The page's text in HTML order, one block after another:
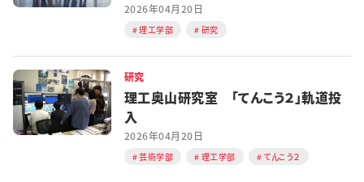
2026年04月20日
理工学部 研究
研究
理工奥山研究室 「てんこう２」軌道投
入
2026年04月20日
芸術学部 理工学部 てんこう２